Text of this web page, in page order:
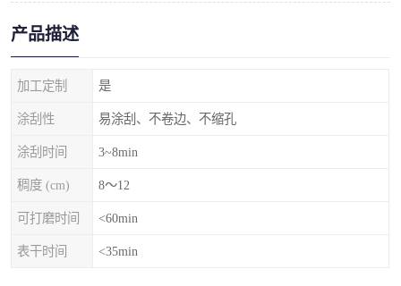
产品描述
加工定制 是
涂刮性 易涂刮、不卷边、不缩孔
涂刮时间 3~8min
稠度 (cm) 8～12
可打磨时间 <60min
表干时间 <35min